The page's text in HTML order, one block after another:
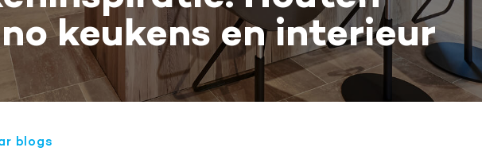
keukens en interieur
blogs